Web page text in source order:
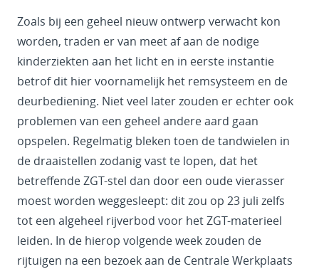
Zoals bij een geheel nieuw ontwerp verwacht kon
worden, traden er van meet af aan de nodige
kinderziekten aan het licht en in eerste instantie
betrof dit hier voornamelijk het remsysteem en de
deurbediening. Niet veel later zouden er echter ook
problemen van een geheel andere aard gaan
opspelen. Regelmatig bleken toen de tandwielen in
de draaistellen zodanig vast te lopen, dat het
betreffende ZGT-stel dan door een oude vierasser
moest worden weggesleept: dit zou op 23 juli zelfs
tot een algeheel rijverbod voor het ZGT-materieel
leiden. In de hierop volgende week zouden de
rijtuigen na een bezoek aan de Centrale Werkplaats